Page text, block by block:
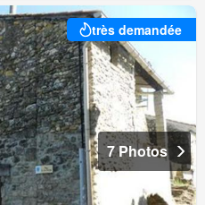
très demandée
7 Photos